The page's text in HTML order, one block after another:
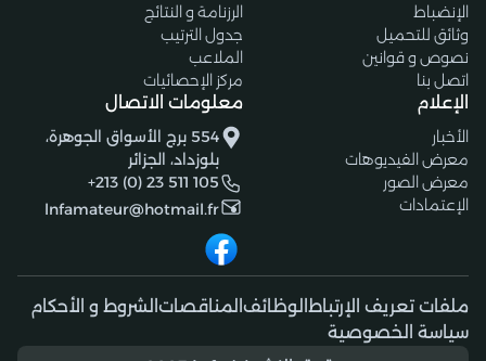
الإنضباط
وثائق للتحميل
نصوص و قوانين
اتصل بنا
الرزنامة و النتائج
جدول الترتيب
الملاعب
مركز الإحصائيات
الإعلام
الأخبار
معرض الفيديوهات
معرض الصور
الإعتمادات
معلومات الاتصال
554 برج الأسواق الجوهرة،
بلوزداد، الجزائر
+213 (0) 23 511 105
lnfamateur@hotmail.fr
ملفات تعريف الإرتباط الوظائف المناقصات الشروط و الأحكام
سياسة الخصوصية